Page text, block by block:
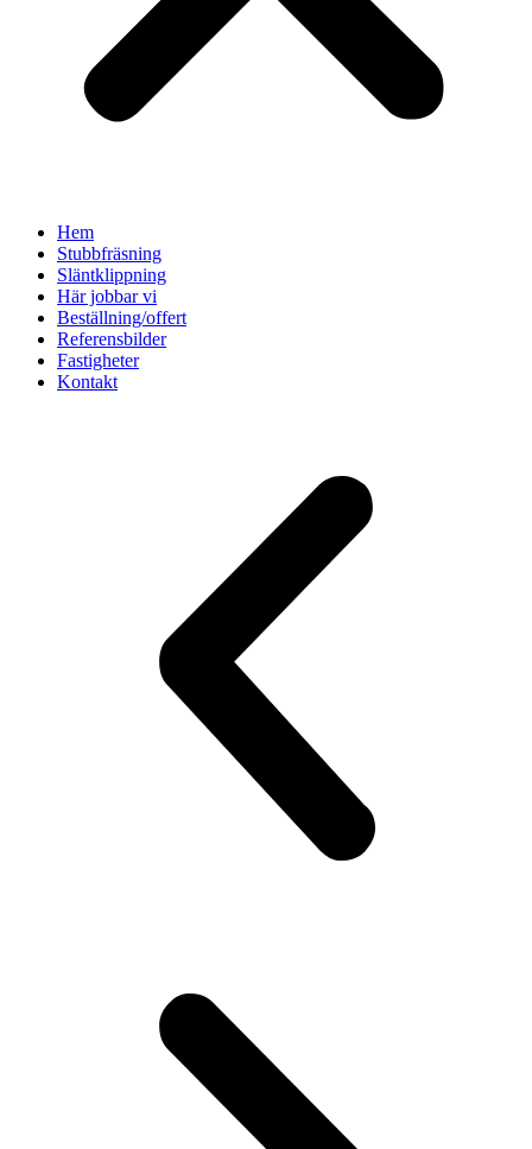
Hem
Stubbfräsning
Släntklippning
Här jobbar vi
Beställning/offert
Referensbilder
Fastigheter
Kontakt